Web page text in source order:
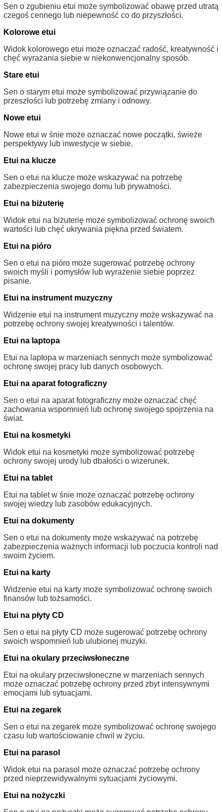
Sen o zgubieniu etui może symbolizować obawę przed utratą
czegoś cennego lub niepewność co do przyszłości.
Kolorowe etui
Widok kolorowego etui może oznaczać radość, kreatywność i
chęć wyrażania siebie w niekonwencjonalny sposób.
Stare etui
Sen o starym etui może symbolizować przywiązanie do
przeszłości lub potrzebę zmiany i odnowy.
Nowe etui
Nowe etui w śnie może oznaczać nowe początki, świeże
perspektywy lub inwestycje w siebie.
Etui na klucze
Sen o etui na klucze może wskazywać na potrzebę
zabezpieczenia swojego domu lub prywatności.
Etui na biżuterię
Widok etui na biżuterię może symbolizować ochronę swoich
wartości lub chęć ukrywania piękna przed światem.
Etui na pióro
Sen o etui na pióro może sugerować potrzebę ochrony
swoich myśli i pomysłów lub wyrażenie siebie poprzez
pisanie.
Etui na instrument muzyczny
Widzenie etui na instrument muzyczny może wskazywać na
potrzebę ochrony swojej kreatywności i talentów.
Etui na laptopa
Etui na laptopa w marzeniach sennych może symbolizować
ochronę swojej pracy lub danych osobowych.
Etui na aparat fotograficzny
Sen o etui na aparat fotograficzny może oznaczać chęć
zachowania wspomnień lub ochronę swojego spojrzenia na
świat.
Etui na kosmetyki
Widok etui na kosmetyki może symbolizować potrzebę
ochrony swojej urody lub dbałości o wizerunek.
Etui na tablet
Etui na tablet w śnie może oznaczać potrzebę ochrony
swojej wiedzy lub zasobów edukacyjnych.
Etui na dokumenty
Sen o etui na dokumenty może wskazywać na potrzebę
zabezpieczenia ważnych informacji lub poczucia kontroli nad
swoim życiem.
Etui na karty
Widzenie etui na karty może symbolizować ochronę swoich
finansów lub tożsamości.
Etui na płyty CD
Sen o etui na płyty CD może sugerować potrzebę ochrony
swoich wspomnień lub ulubionej muzyki.
Etui na okulary przeciwsłoneczne
Etui na okulary przeciwsłoneczne w marzeniach sennych
może oznaczać potrzebę ochrony przed zbyt intensywnymi
emocjami lub sytuacjami.
Etui na zegarek
Sen o etui na zegarek może symbolizować ochronę swojego
czasu lub wartościowanie chwil w życiu.
Etui na parasol
Widok etui na parasol może oznaczać potrzebę ochrony
przed nieprzewidywalnymi sytuacjami życiowymi.
Etui na nożyczki